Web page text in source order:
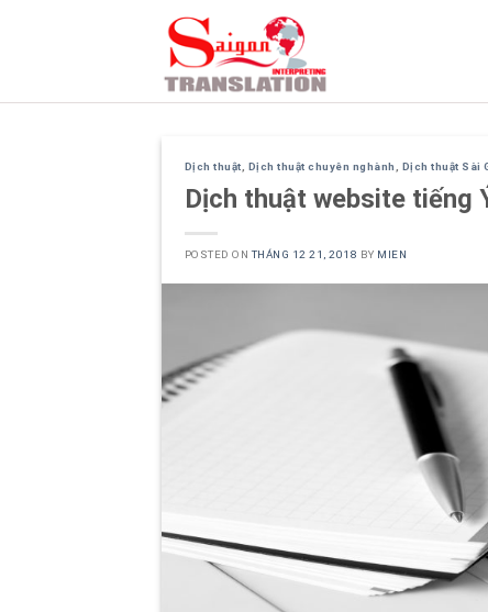
Dịch thuật Dịch thuật chuyên nghành Dịch thuật Sài
Dịch thuật website tiếng
POSTED ONTHÁNG 12 21, 2018 BY MIEN